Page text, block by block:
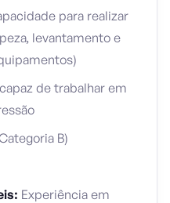
para realizar
levantamento e
de trabalhar em
B)
Experiência em